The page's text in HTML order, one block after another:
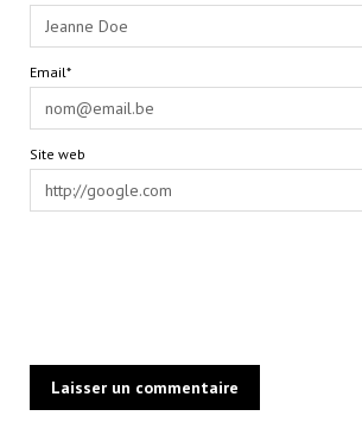
Email*
Site web